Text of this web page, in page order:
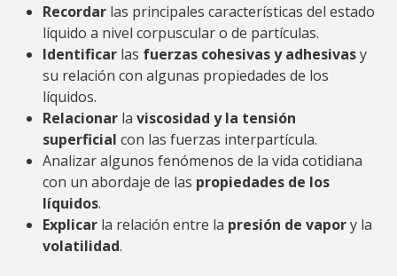
Recordar las principales características del estado
líquido a nivel corpuscular o de partículas.
Identificar las fuerzas cohesivas y adhesivasy
su relación con algunas propiedades de los
líquidos.
Relacionar la viscosidad y la tensión
superficial con las fuerzas interpartícula.
Analizar algunos fenómenos de la vida cotidiana
con un abordaje de las propiedades de los
líquidos.
Explicar la relación entre la presión de vapory la
volatilidad.